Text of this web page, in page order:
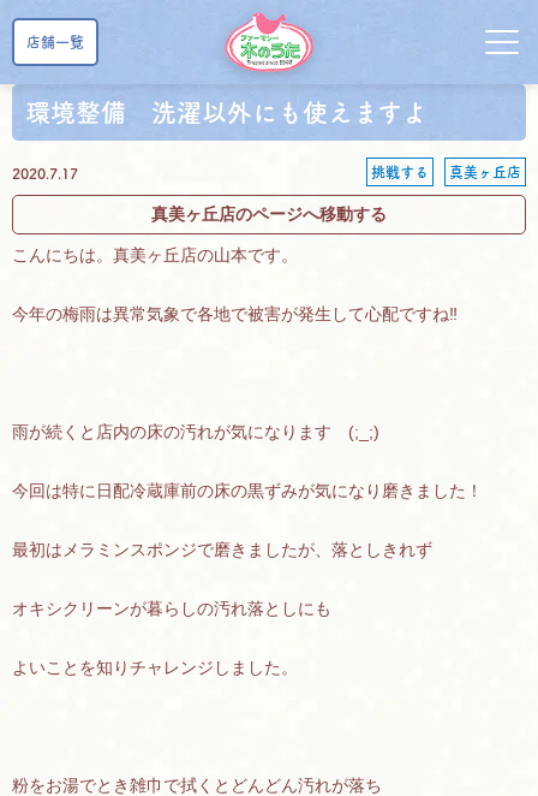
店舗一覧
環境整備 洗濯以外にも使えますよ
2020.7.17 挑戦する 真美ヶ丘店
真美ヶ丘店のページへ移動する
こんにちは。真美ヶ丘店の山本です。
今年の梅雨は異常気象で各地で被害が発生して心配ですね‼
雨が続くと店内の床の汚れが気になります (;_;)
今回は特に日配冷蔵庫前の床の黒ずみが気になり磨きました！
最初はメラミンスポンジで磨きましたが、落としきれず
オキシクリーンが暮らしの汚れ落としにも
よいことを知りチャレンジしました。
粉をお湯でとき雑巾で拭くとどんどん汚れが落ち